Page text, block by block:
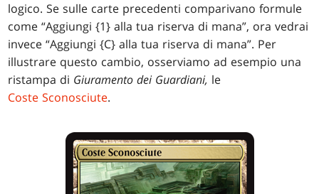
logico. Se sulle carte precedenti comparivano formule
come “Aggiungi {1} alla tua riserva di mana”, ora vedrai
invece “Aggiungi {C} alla tua riserva di mana”. Per
illustrare questo cambio, osserviamo ad esempio una
ristampa di Giuramento dei Guardiani, le
Coste Sconosciute.